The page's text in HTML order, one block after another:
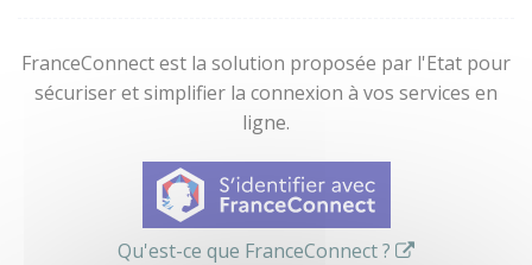
FranceConnect est la solution proposée par l'Etat pour
sécuriser et simplifier la connexion à vos services en
ligne.
Qu'est-ce que FranceConnect ?